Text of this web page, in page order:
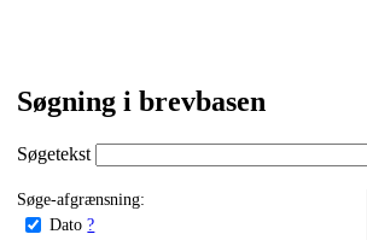
Søgning i brevbasen
Søgetekst
Søge-afgrænsning:
Dato ?